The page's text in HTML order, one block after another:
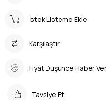
İstek Listeme Ekle
Karşılaştır
Fiyat Düşünce Haber Ver
Tavsiye Et